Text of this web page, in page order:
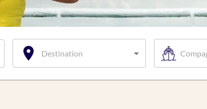
Destination